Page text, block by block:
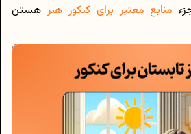
منابع معتبر برای کنکور هنر هستن